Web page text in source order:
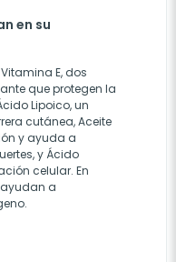
en su
E, dos
que protegen la
Lipoico, un
cutánea, Aceite
y ayuda a
y Ácido
celular. En
a